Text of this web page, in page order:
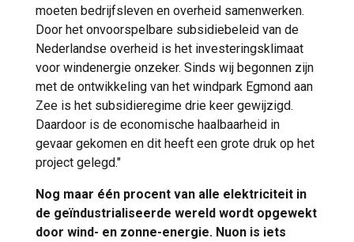
moeten bedrijfsleven en overheid samenwerken.
Door het onvoorspelbare subsidiebeleid van de
Nederlandse overheid is het investeringsklimaat
voor windenergie onzeker. Sinds wij begonnen zijn
met de ontwikkeling van het windpark Egmond aan
Zee is het subsidieregime drie keer gewijzigd.
Daardoor is de economische haalbaarheid in
gevaar gekomen en dit heeft een grote druk op het
project gelegd."
Nog maar één procent van alle elektriciteit in
de geïndustrialiseerde wereld wordt opgewekt
door wind- en zonne-energie. Nuon is iets